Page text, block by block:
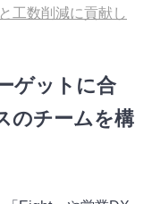
工数削減に貢献し
ゲットに合
のチームを構